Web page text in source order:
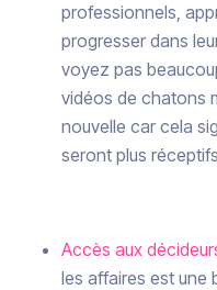
professionnels,
progresser dans
voyez pas
vidéos de chatons
nouvelle car cela
seront plus
Accès aux
les affaires est une